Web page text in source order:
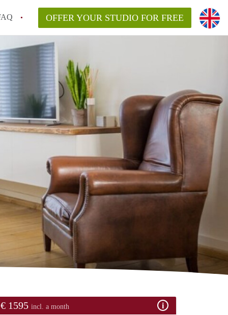
OFFER YOUR STUDIO FOR FREE
€ 1595 incl. a month